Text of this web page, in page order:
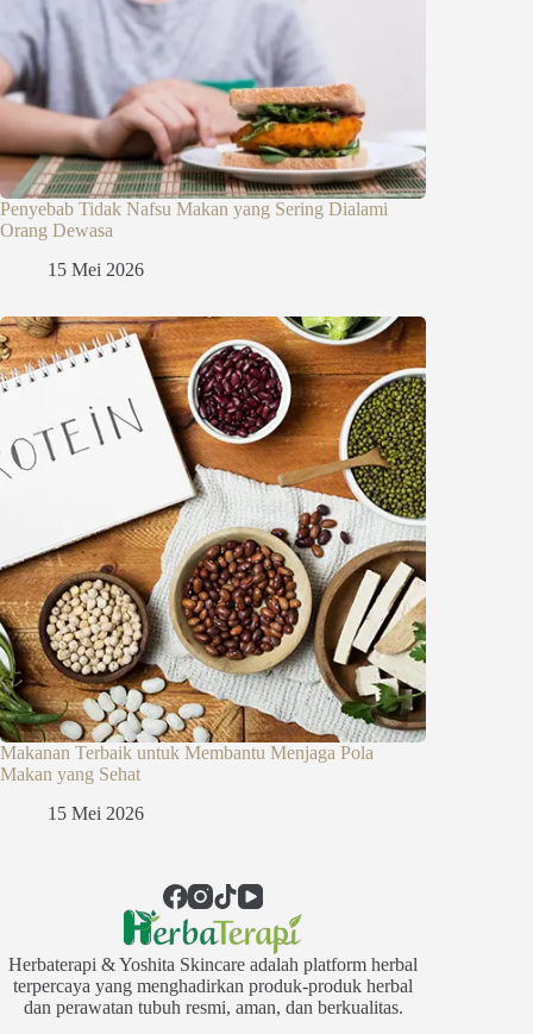
Penyebab Tidak Nafsu Makan yang Sering Dialami
Orang Dewasa
15 Mei 2026
Makanan Terbaik untuk Membantu Menjaga Pola
Makan yang Sehat
15 Mei 2026
Herbaterapi & Yoshita Skincare adalah platform herbal
terpercaya yang menghadirkan produk-produk herbal
dan perawatan tubuh resmi, aman, dan berkualitas.